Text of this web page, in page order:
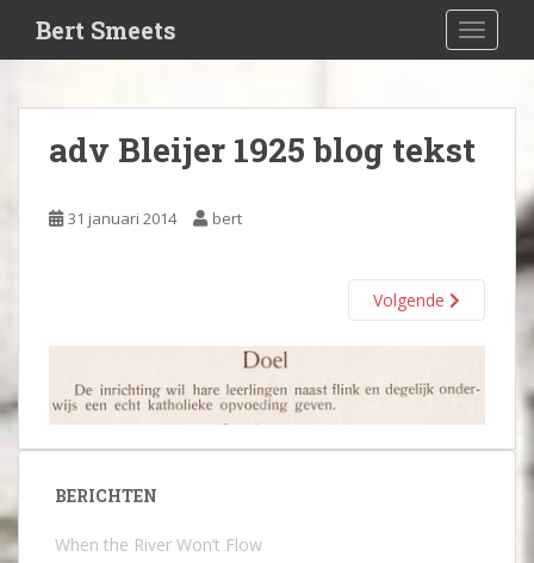
i
e
n
Bert Smeets
adv Bleijer 1925 blog tekst
31 januari 2014 bert
Volgende
BERICHTEN
When the River Won’t Flow